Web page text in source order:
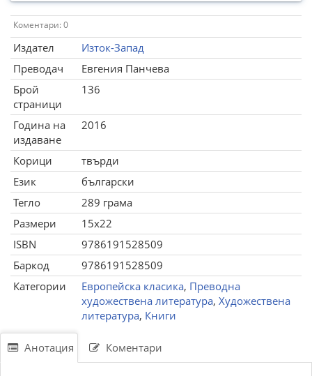
Коментари: 0
Издател
Изток-Запад
Преводач
Евгения Панчева
Брой
страници
136
Година на
издаване
2016
Корици
твърди
Език
български
Тегло
289 грама
Размери
15x22
ISBN
9786191528509
Баркод
9786191528509
Категории
Европейска класика, Преводна
художествена литература, Художествена
литература, Книги
Анотация Коментари